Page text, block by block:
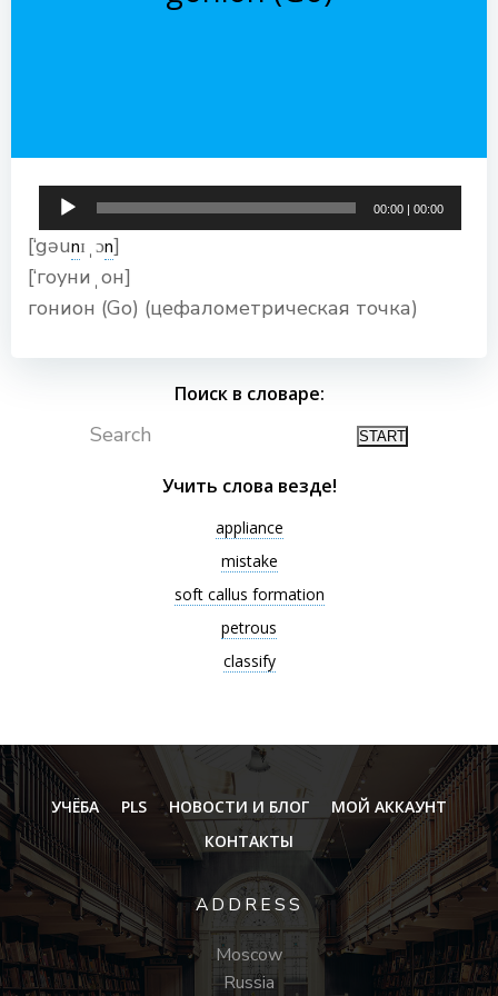
Аудиоплеер
00:00 |00:00
[‘gəunɪˌɔn]
[‘гоуниˌон]
гонион (Go) (цефалометрическая точка)
Поиск в словаре:
Search
Учить слова везде!
appliance
mistake
soft callus formation
petrous
classify
УЧЁБА PLS НОВОСТИ И БЛОГ
МОЙ АККАУНТ
КОНТАКТЫ
ADDRESS
Moscow
Russia